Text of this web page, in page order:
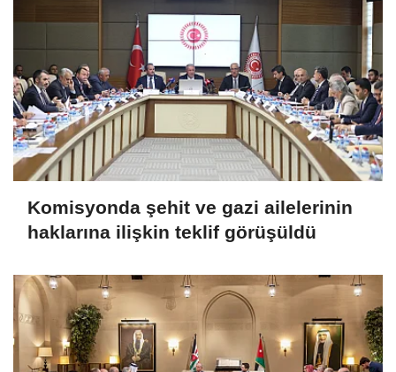
Komisyonda şehit ve gazi ailelerinin
haklarına ilişkin teklif görüşüldü